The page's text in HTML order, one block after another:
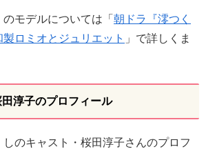
モデルについては「 朝ドラ『澪つく
ロミオとジュリエット 」で詳しくま
田淳子のプロフィール
のキャスト・桜田淳子さんのプロフ